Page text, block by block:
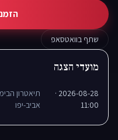
שתף בוואטסאפ
מועדי הצגה
2026-08-28 ·
11:00
תיאטרון
אביב-יפו